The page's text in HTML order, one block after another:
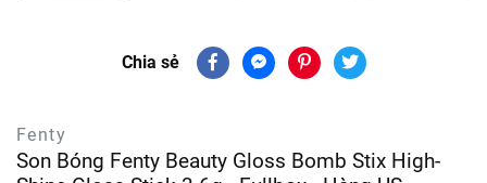
Chia sẻ
Fenty
Son Bóng Fenty Beauty Gloss Bomb Stix High-